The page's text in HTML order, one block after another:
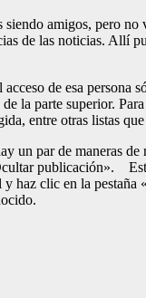
amigos, pero
de las noticias. Allí
de esa
la parte superior.
entre otras listas que
un par de maneras
publicación».
haz clic en la